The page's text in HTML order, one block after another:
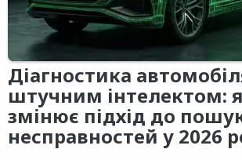
Діагностика
штучним інтелектом:
змінює підхід до
несправностей у 2026